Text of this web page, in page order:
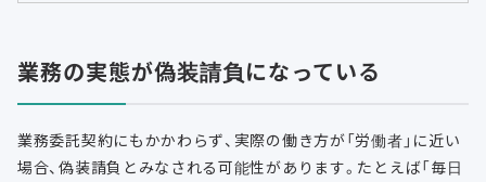
業務の実態が偽装請負になっている
業務委託契約にもかかわらず、実際の働き方が「労働者」に近い
場合、偽装請負とみなされる可能性があります。たとえば「毎日